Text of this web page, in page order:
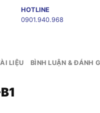
HOTLINE
0901.940.968
LIỆU BÌNH LUẬN & ĐÁNH